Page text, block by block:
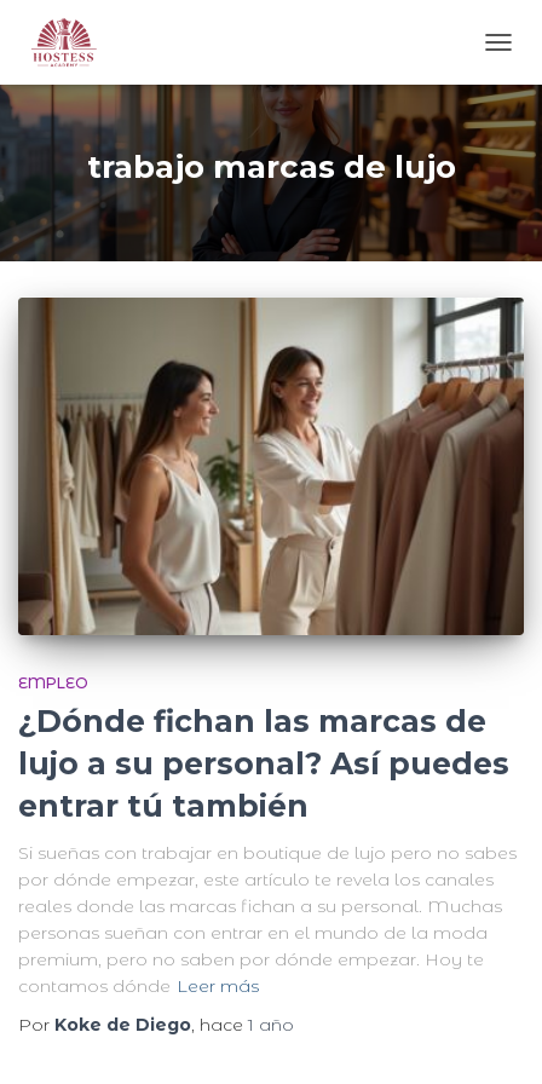
DE
trabajo marcas de lujo
EMPLEO
¿Dónde fichan las marcas de
lujo a su personal? Así puedes
entrar tú también
Si sueñas con trabajar en boutique de lujo pero no sabes
por dónde empezar, este artículo te revela los canales
reales donde las marcas fichan a su personal. Muchas
personas sueñan con entrar en el mundo de la moda
premium, pero no saben por dónde empezar. Hoy te
contamos dónde Leer más
Por Koke de Diego, hace1 año